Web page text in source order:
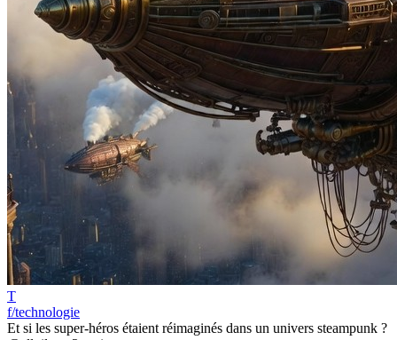
T
f/technologie
Et si les super-héros étaient réimaginés dans un univers steampunk ?